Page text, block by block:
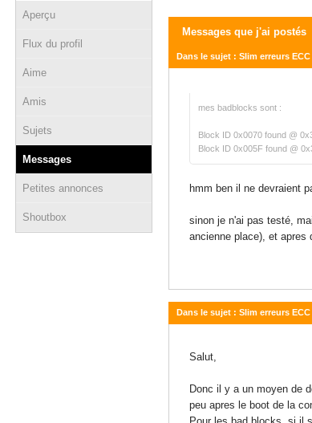
Aperçu
Flux du profil
Aime
Amis
Sujets
Messages
Petites annonces
Shoutbox
Messages que j'ai postés
Dans le sujet : Slim erreurs
mes badblocks sont :
Block ID 0x0070 found @
Block ID 0x005F found @
hmm ben il ne devraient
sinon je n'ai pas testé,
ancienne place), et apres
Dans le sujet : Slim erreurs
Salut,
Donc il y a un moyen de
peu apres le boot de la